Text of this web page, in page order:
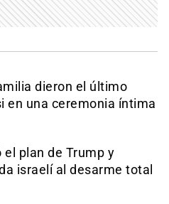
dieron el último
en una ceremonia íntima
plan de Trump y
israelí al desarme total